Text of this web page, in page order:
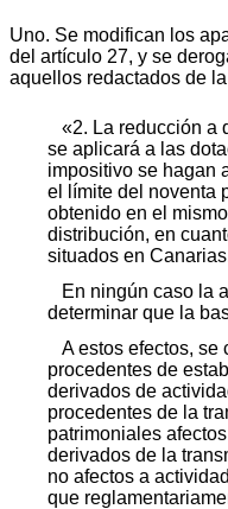
Uno. Se modifican los
del artículo 27, y se
aquellos redactados de
«2. La reducción a
se aplicará a las
impositivo se hagan
el límite del noventa
obtenido en el
distribución, en
situados en
En ningún caso la
determinar que la
A estos efectos, se
procedentes de
derivados de
procedentes de la
patrimoniales
derivados de la
no afectos a
que